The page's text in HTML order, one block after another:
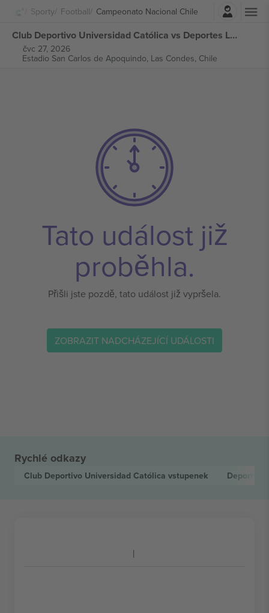
Sporty Football Campeonato Nacional Chile
Přihlásit se
Club Deportivo Universidad Católica vs Deportes La Serena Campeonato Nacional Chile vstupenek
čvc 27, 2026
Estadio San Carlos de Apoquindo, Las Condes, Chile
Tato událost již
proběhla.
Přišli jste pozdě, tato událost již vypršela.
ZOBRAZIT NADCHÁZEJÍCÍ UDÁLOSTI
Rychlé odkazy
Club Deportivo Universidad Católica vstupenek Deportes